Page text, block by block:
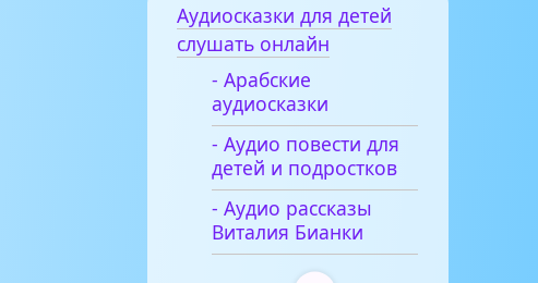
Аудиосказки для детей
слушать онлайн
- Арабские
аудиосказки
- Аудио повести для
детей и подростков
- Аудио рассказы
Виталия Бианки